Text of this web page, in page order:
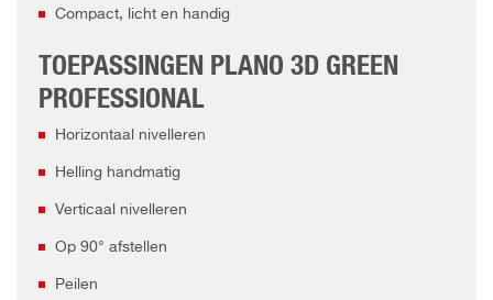
Compact, licht en handig
TOEPASSINGEN PLANO 3D GREEN
PROFESSIONAL
Horizontaal nivelleren
Helling handmatig
Verticaal nivelleren
Op 90° afstellen
Peilen